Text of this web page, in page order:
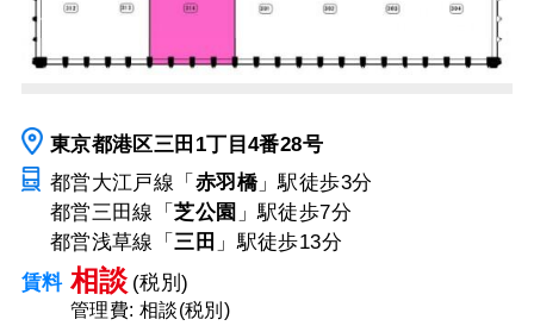
東京都港区三田1丁目4番28号
都営大江戸線「 赤羽橋」駅徒歩3分
都営三田線「芝公園 」駅徒歩7分
都営浅草線「三田 」駅徒歩13分
賃料 相談 (税別)
管理費: 相談(税別)